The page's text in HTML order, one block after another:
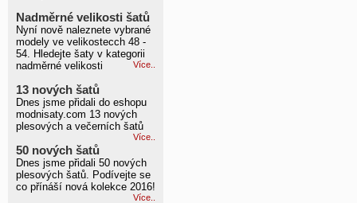
Nadměrné velikosti šatů
Nyní nově naleznete vybrané
modely ve velikostecch 48 -
54. Hledejte šaty v kategorii
nadměrné velikosti
Více..
13 nových šatů
Dnes jsme přidali do eshopu
modnisaty.com 13 nových
plesových a večerních šatů
Více..
50 nových šatů
Dnes jsme přidali 50 nových
plesových šatů. Podívejte se
co přínáší nová kolekce 2016!
Více..